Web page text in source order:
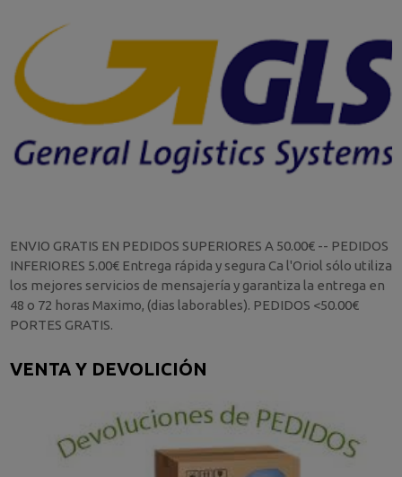
ENVIO GRATIS EN PEDIDOS SUPERIORES A 50.00€ -- PEDIDOS
INFERIORES 5.00€ Entrega rápida y segura Ca l'Oriol sólo utiliza
los mejores servicios de mensajería y garantiza la entrega en
48 o 72 horas Maximo, (dias laborables). PEDIDOS <50.00€
PORTES GRATIS.
VENTA Y DEVOLICIÓN